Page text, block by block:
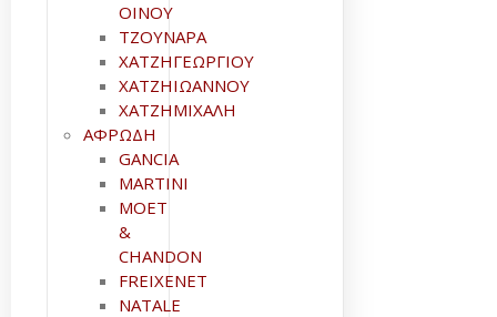
ΟΙΝΟΥ
ΤΖΟΥΝΑΡΑ
ΧΑΤΖΗΓΕΩΡΓΙΟΥ
ΧΑΤΖΗΙΩΑΝΝΟΥ
ΧΑΤΖΗΜΙΧΑΛΗ
ΑΦΡΩΔΗ
GANCIA
MARTINI
MOET
&
CHANDON
FREIXENET
NATALE